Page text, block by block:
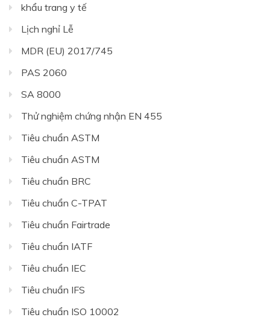
khẩu trang y tế
Lịch nghỉ Lễ
MDR (EU) 2017/745
PAS 2060
SA 8000
Thử nghiệm chứng nhận EN 455
Tiêu chuẩn ASTM
Tiêu chuẩn ASTM
Tiêu chuẩn BRC
Tiêu chuẩn C-TPAT
Tiêu chuẩn Fairtrade
Tiêu chuẩn IATF
Tiêu chuẩn IEC
Tiêu chuẩn IFS
Tiêu chuẩn ISO 10002